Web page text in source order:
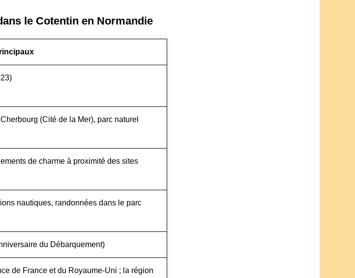
le Cotentin en Normandie
(Cité de la Mer), parc naturel
de charme à proximité des sites
nautiques, randonnées dans le parc
du Débarquement)
de France et du Royaume-Uni ; la région